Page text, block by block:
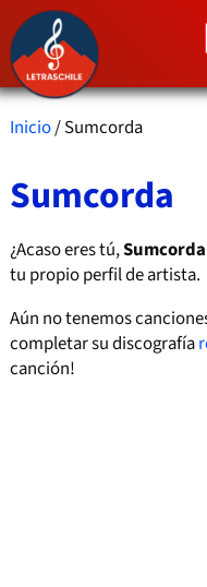
Inicio/ Sumcorda
Sumcorda
¿Acaso eres tú,Sumcorda
tu propio perfil de artista.
Aún no tenemos
completar su discografía
canción!